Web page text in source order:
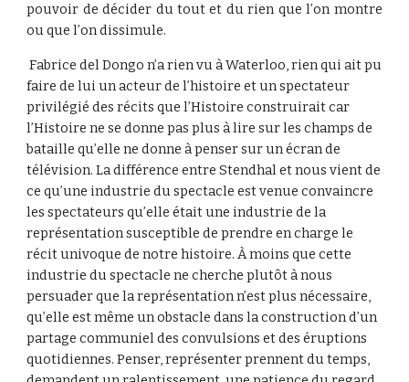
pouvoir de décider du tout et du rien que l’on montre
ou que l’on dissimule.
Fabrice del Dongo n’a rien vu à Waterloo, rien qui ait pu
faire de lui un acteur de l’histoire et un spectateur
privilégié des récits que l’Histoire construirait car
l’Histoire ne se donne pas plus à lire sur les champs de
bataille qu’elle ne donne à penser sur un écran de
télévision. La différence entre Stendhal et nous vient de
ce qu’une industrie du spectacle est venue convaincre
les spectateurs qu’elle était une industrie de la
représentation susceptible de prendre en charge le
récit univoque de notre histoire. À moins que cette
industrie du spectacle ne cherche plutôt à nous
persuader que la représentation n’est plus nécessaire,
qu’elle est même un obstacle dans la construction d’un
partage communiel des convulsions et des éruptions
quotidiennes. Penser, représenter prennent du temps,